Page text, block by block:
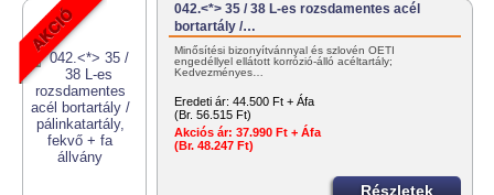
042.<*> 35 / 38 L-es rozsdamentes acél
bortartály /…
Minősítési bizonyítvánnyal és szlovén OÉTI
engedéllyel ellátott korrózió-álló acéltartály;
Kedvezményes…
Eredeti ár: 44.500 Ft + Áfa
(Br. 56.515 Ft)
Akciós ár: 37.990 Ft + Áfa
(Br. 48.247 Ft)
Részletek